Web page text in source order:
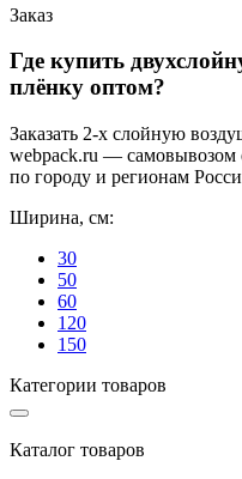
Заказ
Где купить
плёнку оптом?
Заказать 2-х слойную
webpack.ru — самовывозом
по городу и регионам
Ширина, см:
30
50
60
120
150
Категории товаров
Каталог товаров